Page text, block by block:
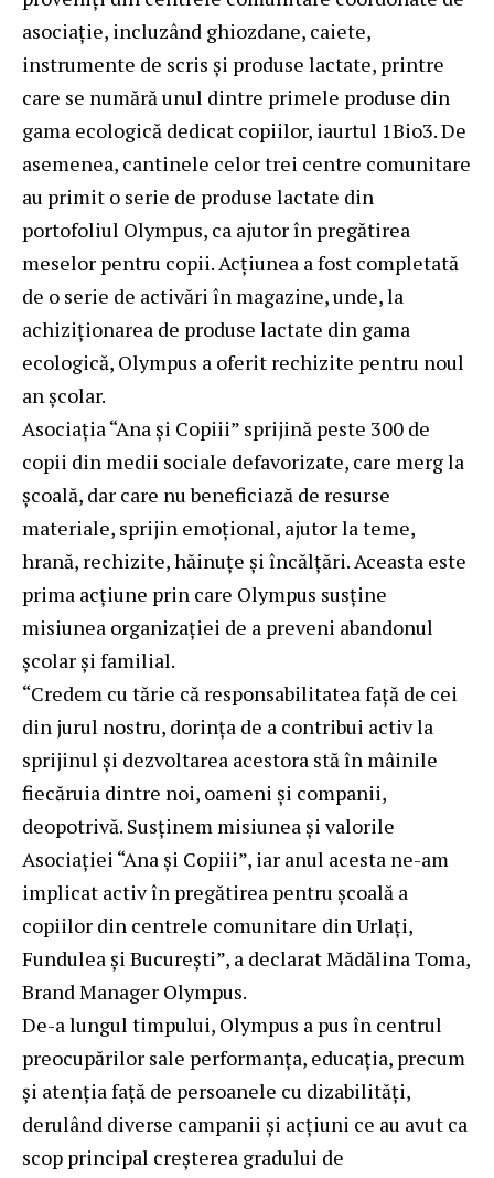
asociație, incluzând ghiozdane, caiete,
instrumente de scris și produse lactate, printre
care se numără unul dintre primele produse din
gama ecologică dedicat copiilor, iaurtul 1Bio3. De
asemenea, cantinele celor trei centre comunitare
au primit o serie de produse lactate din
portofoliul Olympus, ca ajutor în pregătirea
meselor pentru copii. Acțiunea a fost completată
de o serie de activări în magazine, unde, la
achiziționarea de produse lactate din gama
ecologică, Olympus a oferit rechizite pentru noul
an școlar.
Asociația “Ana și Copiii” sprijină peste 300 de
copii din medii sociale defavorizate, care merg la
școală, dar care nu beneficiază de resurse
materiale, sprijin emoțional, ajutor la teme,
hrană, rechizite, hăinuțe și încălțări. Aceasta este
prima acțiune prin care Olympus susține
misiunea organizației de a preveni abandonul
școlar și familial.
“Credem cu tărie că responsabilitatea față de cei
din jurul nostru, dorința de a contribui activ la
sprijinul și dezvoltarea acestora stă în mâinile
fiecăruia dintre noi, oameni și companii,
deopotrivă. Susținem misiunea și valorile
Asociației “Ana și Copiii”, iar anul acesta ne-am
implicat activ în pregătirea pentru școală a
copiilor din centrele comunitare din Urlați,
Fundulea și București”, a declarat Mădălina Toma,
Brand Manager Olympus.
De-a lungul timpului, Olympus a pus în centrul
preocupărilor sale performanța, educația, precum
și atenția față de persoanele cu dizabilități,
derulând diverse campanii și acțiuni ce au avut ca
scop principal creșterea gradului de